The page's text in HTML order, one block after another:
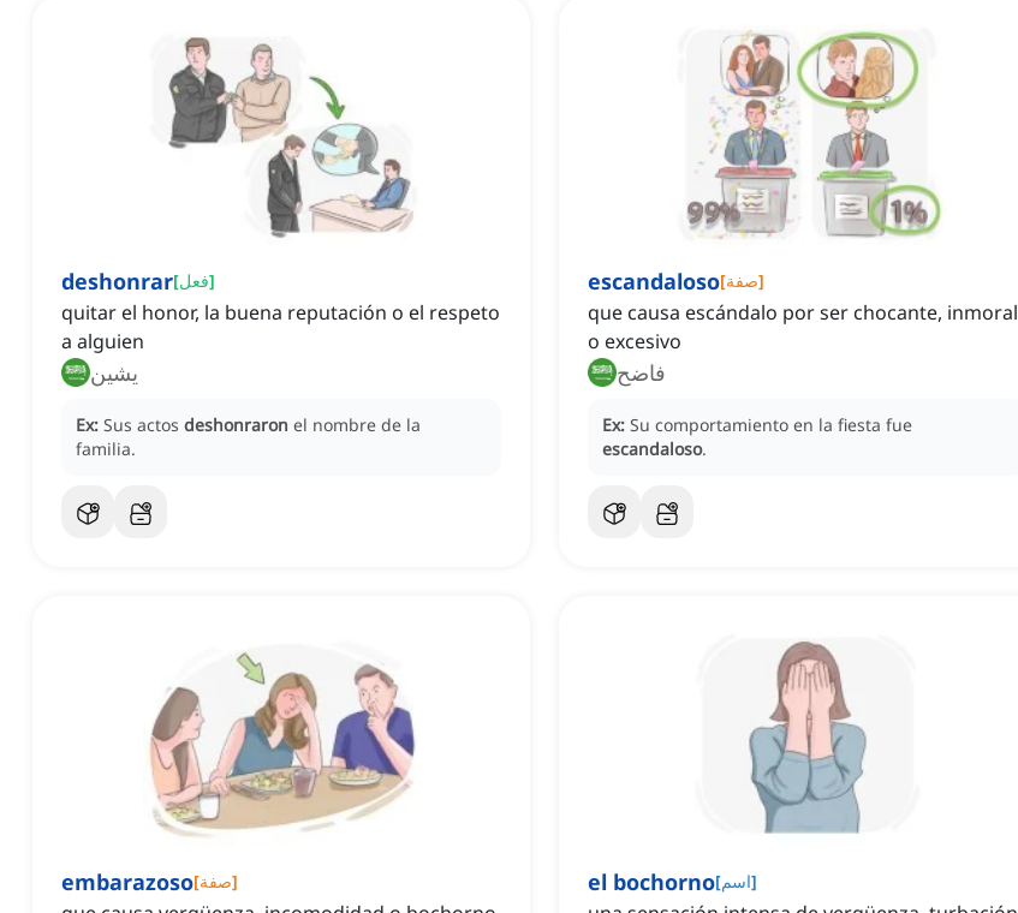
deshonrar[فعل]
quitar el honor, la buena reputación o el respeto
a alguien
يشين
Ex: Sus actos deshonraron el nombre de la
familia.
escandaloso[صفة]
que causa escándalo por ser chocante, inmoral
o excesivo
فاضح
Ex: Su comportamiento en la fiesta fue
escandaloso.
embarazoso[صفة] el bochorno[اسم]